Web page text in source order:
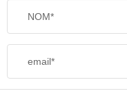
NOM*
email*